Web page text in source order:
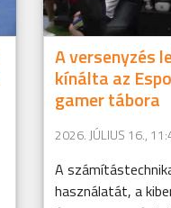
A versenyzés
kínálta az
gamer tábora
2026. JÚLIUS 16.,
A
használatát, a